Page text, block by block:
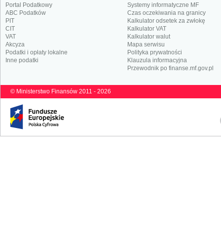
Portal Podatkowy
ABC Podatków
PIT
CIT
VAT
Akcyza
Podatki i opłaty lokalne
Inne podatki
Systemy informatyczne MF
Czas oczekiwania na granicy
Kalkulator odsetek za zwłokę
Kalkulator VAT
Kalkulator walut
Mapa serwisu
Polityka prywatności
Klauzula informacyjna
Przewodnik po finanse.mf.gov.pl
© Ministerstwo Finansów 2011 - 2026